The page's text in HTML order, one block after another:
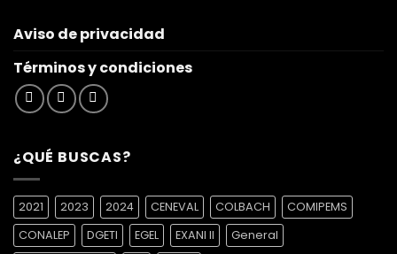
Aviso de privacidad
Términos y condiciones
¿QUÉ BUSCAS?
2021 2023 2024 CENEVAL COLBACH
COMIPEMS
CONALEP
DGETI EGEL EXANI II
General